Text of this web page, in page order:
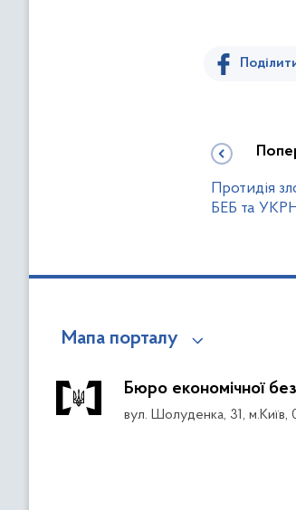
Протидія
БЕБ та
Мапа порталу
Бюро економічної
вул. Шолуденка, 31, м.Київ,